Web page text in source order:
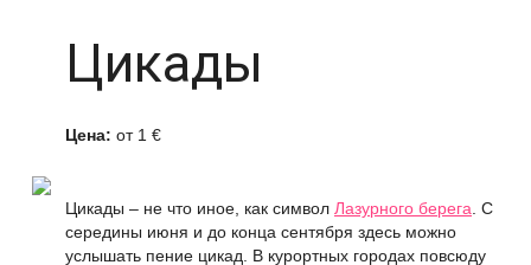
Цикады
Цена: от 1 €
Цикады – не что иное, как символ Лазурного берега . С
середины июня и до конца сентября здесь можно
услышать пение цикад. В курортных городах повсюду